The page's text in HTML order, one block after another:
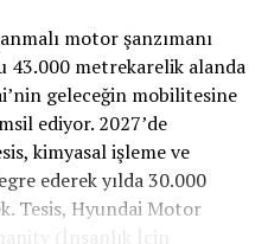
T10Xgibi yüksek tork
lastiğin zemine
kritiktir.E-carturkiyeekibi
Petlas Snowmaster 2
elektrikli araçların
motor şanzımanı
43.000 metrekarelik alanda
geleceğin mobilitesine
ediyor. 2027’de
kimyasal işleme ve
ederek yılda 30.000
Tesis, Hyundai Motor
(İnsanlık İçin